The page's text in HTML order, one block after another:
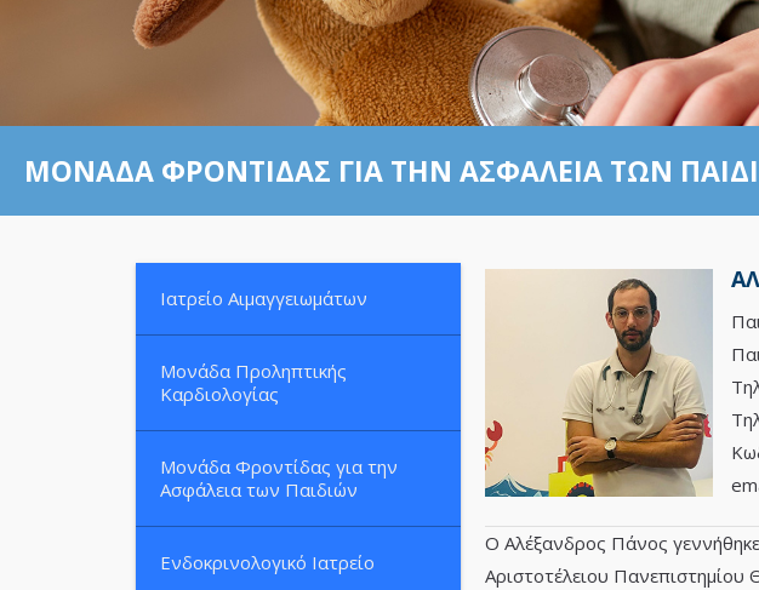
ΜΟΝΆΔΑ ΦΡΟΝΤΊΔΑΣ ΓΙΑ ΤΗΝ ΑΣΦΆΛΕΙΑ ΤΩΝ
Ιατρείο Αιμαγγειωμάτων
Μονάδα Προληπτικής
Καρδιολογίας
Μονάδα Φροντίδας για την
Ασφάλεια των Παιδιών
Ενδοκρινολογικό Ιατρείο
Ο Αλέξανδρος Πάνος
Αριστοτέλειου Πανεπιστημίου